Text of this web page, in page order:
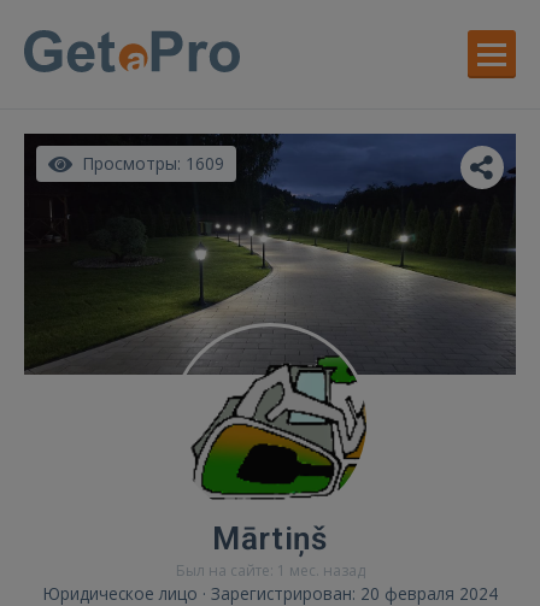
Просмотры: 1609
Mārtiņš
Был на сайте: 1 мес. назад
Юридическое лицо · Зарегистрирован: 20 февраля 2024